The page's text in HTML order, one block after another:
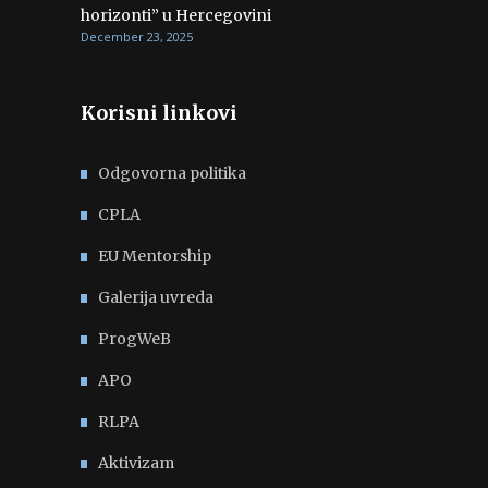
horizonti” u Hercegovini
December 23, 2025
Korisni linkovi
Odgovorna politika
CPLA
EU Mentorship
Galerija uvreda
ProgWeB
APO
RLPA
Aktivizam